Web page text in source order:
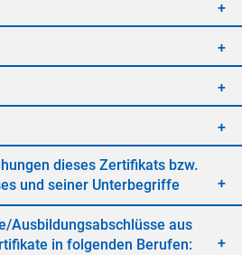
die­ses Zer­ti­fi­kats bzw.
und sei­ner Un­ter­be­grif­fe
​Aus­bil­dungs­ab­schlüs­se aus
in fol­gen­den Be­ru­fen: